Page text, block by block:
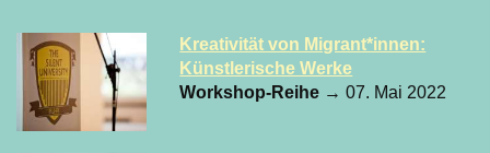
Kreativität von Migrant*innen:
Künstlerische Werke
Workshop-Reihe → 07. Mai 2022